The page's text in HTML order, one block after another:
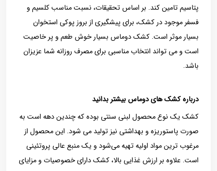
پتاسیم تامین کند. بر اساس تحقیقات، نسبت مناسب کلسیم و
فسفر موجود در کشک، برای پیشگیری از بروز پوکی استخوان
بسیار موثر است. کشک دوماس بسیار خوش طعم و پر خاصیت
است و می تواند انتخاب مناسبی برای مصرف روزانه شما عزیزان
باشد.
درباره کشک های دوماس بیشتر بدانید
کشک یک نوع محصول لبنی سنتی بوده که چندین دهه است به
صورت پاستوریزه و بهداشتی نیز تولید می شود. این محصول از
مرغوب ترین مواد اولیه تهیه می‌شود و یک منبع عالی پروتئینی
است. علاوه بر ارزش غذایی بالا، کشک دارای خصوصیات و مزایای